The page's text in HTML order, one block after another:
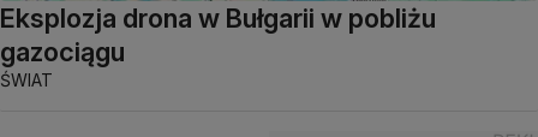
Eksplozja drona w Bułgarii w pobliżu
gazociągu
ŚWIAT